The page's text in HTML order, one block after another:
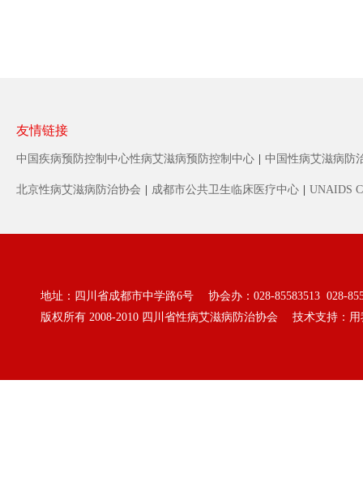
友情链接
中国疾病预防控制中心性病艾滋病预防控制中心 中国性病艾滋病防
北京性病艾滋病防治协会 成都市公共卫生临床医疗中心 UNAIDS
地址：四川省成都市中学路6号 协会办：028-85583513 028-
版权所有 2008-2010 四川省性病艾滋病防治协会 技术支持：